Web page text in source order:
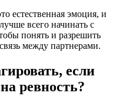
естественная эмоция, и
всего начинать с
понять и разрешить
между партнерами.
если
ревность?